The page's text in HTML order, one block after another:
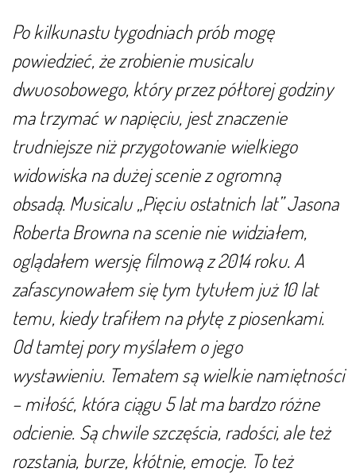
Po kilkunastu tygodniach prób mogę
powiedzieć, że zrobienie musicalu
dwuosobowego, który przez półtorej godziny
ma trzymać w napięciu, jest znaczenie
trudniejsze niż przygotowanie wielkiego
widowiska na dużej scenie z ogromną
obsadą. Musicalu „Pięciu ostatnich lat” Jasona
Roberta Browna na scenie nie widziałem,
oglądałem wersję filmową z 2014 roku. A
zafascynowałem się tym tytułem już 10 lat
temu, kiedy trafiłem na płytę z piosenkami.
Od tamtej pory myślałem o jego
wystawieniu. Tematem są wielkie namiętności
– miłość, która ciągu 5 lat ma bardzo różne
odcienie. Są chwile szczęścia, radości, ale też
rozstania, burze, kłótnie, emocje. To też